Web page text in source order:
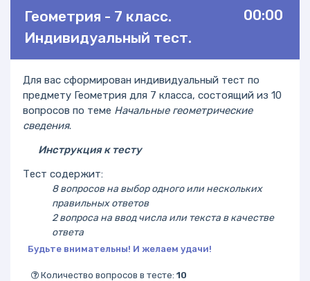
00:00
Геометрия - 7 класс.
Индивидуальный тест.
Для вас сформирован индивидуальный тест по
предмету Геометрия для 7 класса, состоящий из 10
вопросов по теме Начальные геометрические
сведения.
Инструкция к тесту
Тест содержит:
8 вопросов на выбор одного или нескольких
правильных ответов
2 вопроса на ввод числа или текста в качестве
ответа
Будьте внимательны! И желаем удачи!
Количество вопросов в тесте: 10